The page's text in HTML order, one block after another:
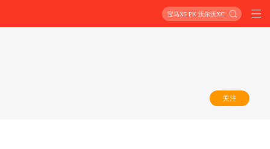
宝马X5 PK 沃尔沃XC90
关注